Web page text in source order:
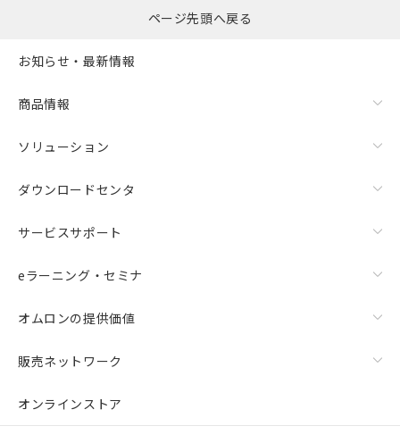
括ダウンロード
ページ先頭へ戻る
お知らせ・最新情報
商品情報
ソリューション
ダウンロードセンタ
サービスサポート
eラーニング・セミナ
オムロンの提供価値
販売ネットワーク
オンラインストア